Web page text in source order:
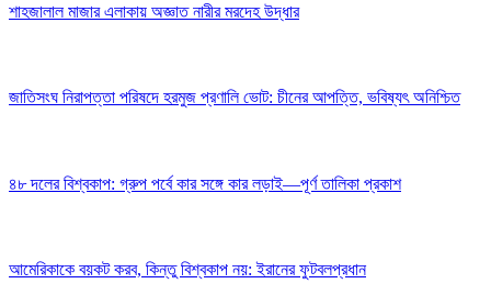
শাহজালাল মাজার এলাকায় অজ্ঞাত নারীর মরদেহ উদ্ধার
জাতিসংঘ নিরাপত্তা পরিষদে হরমুজ প্রণালি ভোট: চীনের আপত্তি, ভবিষ্যৎ অনিশ্চিত
৪৮ দলের বিশ্বকাপ: গ্রুপ পর্বে কার সঙ্গে কার লড়াই—পূর্ণ তালিকা প্রকাশ
আমেরিকাকে বয়কট করব, কিন্তু বিশ্বকাপ নয়: ইরানের ফুটবলপ্রধান